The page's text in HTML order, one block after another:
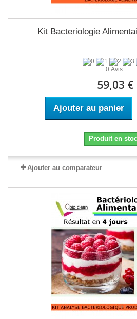
Kit Bacteriologie
0 Avis
59,03 €
Ajouter au panier
Produit en
Ajouter au comparateur